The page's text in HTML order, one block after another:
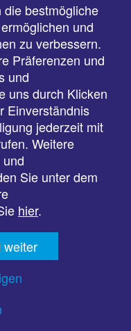
bestmögliche
und
zu verbessern.
Präferenzen und
und
uns durch Klicken
Einverständnis
jederzeit mit
Weitere
Sie unter dem
hier.
weiter